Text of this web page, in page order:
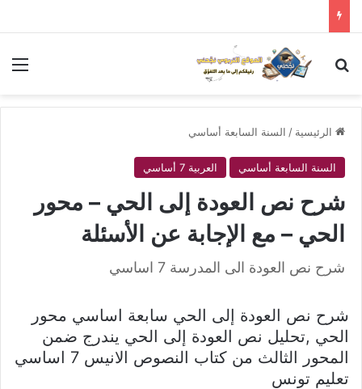
بحث عن
الرئيسية / السنة السابعة أساسي
السنة السابعة أساسي العربية 7 أساسي
شرح نص العودة إلى الحي – محور
الحي – مع الإجابة عن الأسئلة
شرح نص العودة الى المدرسة 7 اساسي
شرح نص العودة إلى الحي سابعة اساسي محور
الحي ,تحليل نص العودة إلى الحي يندرج ضمن
المحور الثالث من كتاب النصوص الانيس 7 اساسي
تعليم تونس